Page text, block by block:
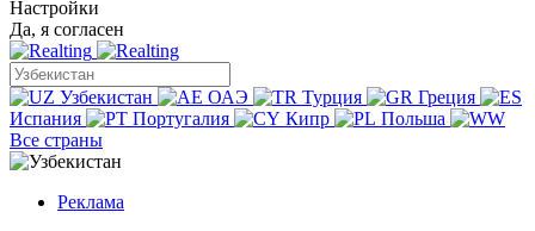
Настройки
Да, я согласен
Узбекистан ОАЭ Турция
Греция
Испания
Португалия Кипр
Польша
Все страны
Реклама